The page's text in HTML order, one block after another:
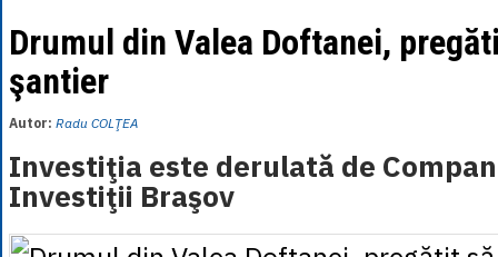
1 DKK
= 0.6668
1 EGP = 0.0860
1 MXN= 0.2227
1 RSD= 0.0425
Drumul din Valea Doftanei,
şantier
Autor: Radu COLŢEA
Investiţia este derulată de
Investiţii Braşov